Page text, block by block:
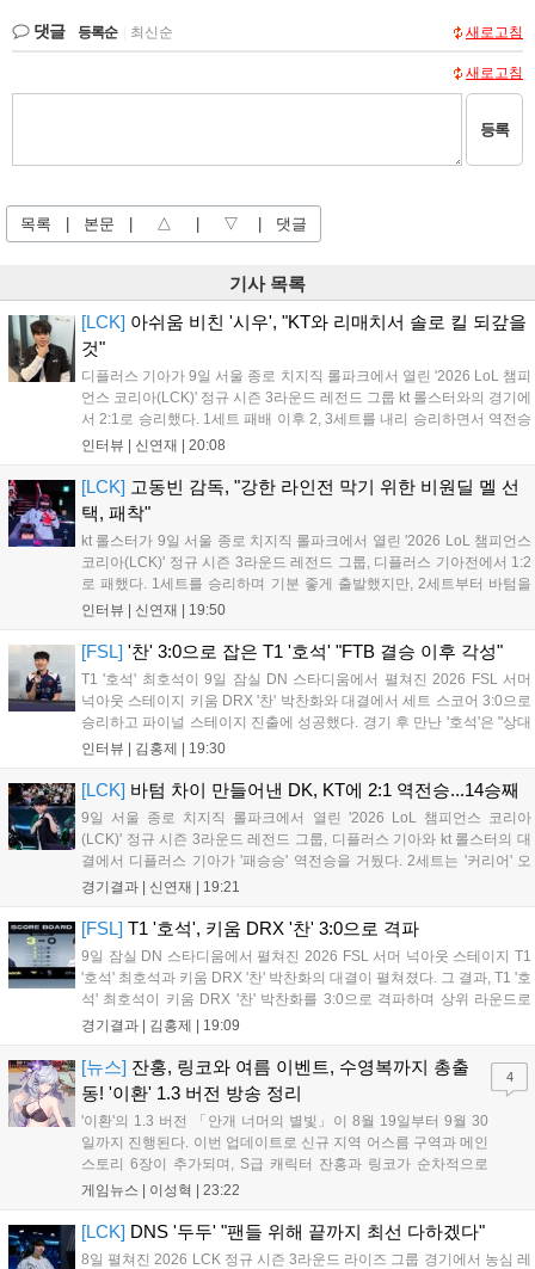
댓글 등록순 최신순 새로고침
새로고침
등록
목록 | 본문 | △ | ▽ | 댓글
기사 목록
[LCK] 아쉬움 비친 '시우', "KT와 리매치서 솔로 킬 되갚을
것"
디플러스 기아가 9일 서울 종로 치지직 롤파크에서 열린 '2026 LoL 챔피
언스 코리아(LCK)' 정규 시즌 3라운드 레전드 그룹 kt 롤스터와의 경기에
서 2:1로 승리했다. 1세트 패배 이후 2, 3세트를 내리 승리하면서 역전승
을 거뒀다. 14승을 달성한 디플러스 기아는 4위 kt 롤스터를 1승 차이로
인터뷰 | 신연재 | 20:08
[LCK] 고동빈 감독, "강한 라인전 막기 위한 비원딜 멜 선
택, 패착"
kt 롤스터가 9일 서울 종로 치지직 롤파크에서 열린 '2026 LoL 챔피언스
코리아(LCK)' 정규 시즌 3라운드 레전드 그룹, 디플러스 기아전에서 1:2
로 패했다. 1세트를 승리하며 기분 좋게 출발했지만, 2세트부터 바텀을
중심으로 게임을 풀어간 디플러스 기아의 승리 플랜을 막아내지 못했다.
인터뷰 | 신연재 | 19:50
[FSL] '찬' 3:0으로 잡은 T1 '호석' "FTB 결승 이후 각성"
T1 '호석' 최호석이 9일 잠실 DN 스타디움에서 펼쳐진 2026 FSL 서머
넉아웃 스테이지 키움 DRX '찬' 박찬화와 대결에서 세트 스코어 3:0으로
승리하고 파이널 스테이지 진출에 성공했다. 경기 후 만난 '호석'은 "상대
가 강하지만, 내가 할 것만 잘하면 충분히 승산이 있을 것 같았다"고 말하
인터뷰 | 김홍제 | 19:30
[LCK] 바텀 차이 만들어낸 DK, KT에 2:1 역전승...14승째
9일 서울 종로 치지직 롤파크에서 열린 '2026 LoL 챔피언스 코리아
(LCK)' 정규 시즌 3라운드 레전드 그룹, 디플러스 기아와 kt 롤스터의 대
결에서 디플러스 기아가 '패승승' 역전승을 거뒀다. 2세트는 '커리어' 오
현석의 메이킹과 '쇼메이커' 허수의 캐리력이 빛났고, 3세트에서는 라인
경기결과 | 신연재 | 19:21
[FSL] T1 '호석', 키움 DRX '찬' 3:0으로 격파
9일 잠실 DN 스타디움에서 펼쳐진 2026 FSL 서머 넉아웃 스테이지 T1
'호석' 최호석과 키움 DRX '찬' 박찬화의 대결이 펼쳐졌다. 그 결과, T1 '호
석' 최호석이 키움 DRX '찬' 박찬화를 3:0으로 격파하며 상위 라운드로
진출했고, '찬'은 탈락하고 말았다. 경기 초반, 5분 만에 골 찬스를 잡은
경기결과 | 김홍제 | 19:09
[뉴스] 잔홍, 링코와 여름 이벤트, 수영복까지 총출
동! '이환' 1.3 버전 방송 정리
'이환'의 1.3 버전 「안개 너머의 별빛」이 8월 19일부터 9월 30
일까지 진행된다. 이번 업데이트로 신규 지역 어스름 구역과 메인
스토리 6장이 추가되며, S급 캐릭터 잔홍과 링코가 순차적으로
등장한다. 여름 시즌을 맞아 비치발리볼, 수상 오토바이 등 다채
의성도 강화된다. 8월 11일까지 사용 가능한 교환 코드 3종이 제
게임뉴스 | 이성혁 | 23:22
4
[LCK] DNS '두두' "팬들 위해 끝까지 최선 다하겠다"
8일 펼쳐진 2026 LCK 정규 시즌 3라운드 라이즈 그룹 경기에서 농심 레